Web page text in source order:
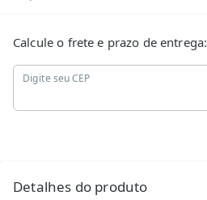
Calcule o frete e prazo de entrega:
Digite seu CEP
Detalhes do produto